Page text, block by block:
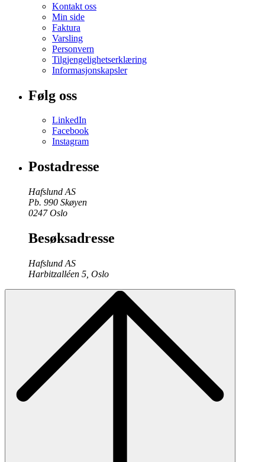
Kontakt oss
Min side
Faktura
Varsling
Personvern
Tilgjengelighetserklæring
Informasjonskapsler
Følg oss
LinkedIn
Facebook
Instagram
Postadresse
Hafslund AS
Pb. 990 Skøyen
0247 Oslo
Besøksadresse
Hafslund AS
Harbitzalléen 5, Oslo